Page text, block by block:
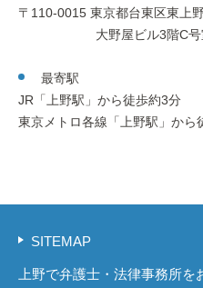
〒110-0015 東京都台東区東上
大野屋ビル3階C号
最寄駅
JR「上野駅」から徒歩約3分
東京メトロ各線「上野駅」から
SITEMAP
上野で弁護士・法律事務所